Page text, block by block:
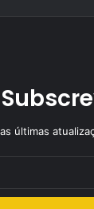
últimas